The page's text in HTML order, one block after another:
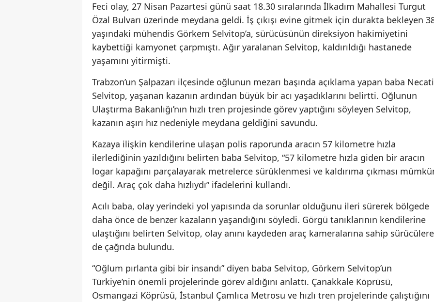
Feci olay, 27 Nisan Pazartesi günü saat 18.30 sıralarında İlkadım Mahallesi Turgut
Özal Bulvarı üzerinde meydana geldi. İş çıkışı evine gitmek için durakta bekleyen
yaşındaki mühendis Görkem Selvitop’a, sürücüsünün direksiyon hakimiyetini
kaybettiği kamyonet çarpmıştı. Ağır yaralanan Selvitop, kaldırıldığı hastanede
yaşamını yitirmişti.
Trabzon’un Şalpazarı ilçesinde oğlunun mezarı başında açıklama yapan baba Necati
Selvitop, yaşanan kazanın ardından büyük bir acı yaşadıklarını belirtti. Oğlunun
Ulaştırma Bakanlığı’nın hızlı tren projesinde görev yaptığını söyleyen Selvitop,
kazanın aşırı hız nedeniyle meydana geldiğini savundu.
Kazaya ilişkin kendilerine ulaşan polis raporunda aracın 57 kilometre hızla
ilerlediğinin yazıldığını belirten baba Selvitop, “57 kilometre hızla giden bir aracın
logar kapağını parçalayarak metrelerce sürüklenmesi ve kaldırıma çıkması
değil. Araç çok daha hızlıydı” ifadelerini kullandı.
Acılı baba, olay yerindeki yol yapısında da sorunlar olduğunu ileri sürerek bölgede
daha önce de benzer kazaların yaşandığını söyledi. Görgü tanıklarının kendilerine
ulaştığını belirten Selvitop, olay anını kaydeden araç kameralarına sahip sürücülere
de çağrıda bulundu.
“Oğlum pırlanta gibi bir insandı” diyen baba Selvitop, Görkem Selvitop’un
Türkiye’nin önemli projelerinde görev aldığını anlattı. Çanakkale Köprüsü,
Osmangazi Köprüsü, İstanbul Çamlıca Metrosu ve hızlı tren projelerinde çalıştığını